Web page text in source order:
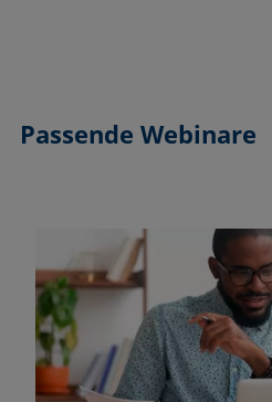
Passende Webinare